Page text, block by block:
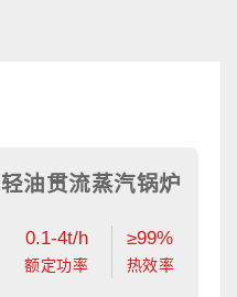
轻油贯流蒸汽锅炉
0.1-4t/h
额定功率
≥99%
热效率